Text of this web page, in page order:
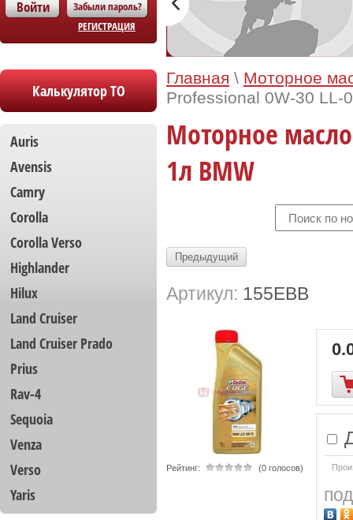
Забыли пароль?
РЕГИСТРАЦИЯ
Калькулятор ТО
Auris
Avensis
Camry
Corolla
Сorolla Verso
Highlander
Hilux
Land Cruiser
Land Cruiser Prado
Prius
Rav-4
Sequoia
Venza
Verso
Yaris
Главная \ Моторное
Professional 0W-30 LL-
Моторное масло
1л BMW
Предыдущий
Артикул: 155EBB
Рейтинг: (0 голосов)